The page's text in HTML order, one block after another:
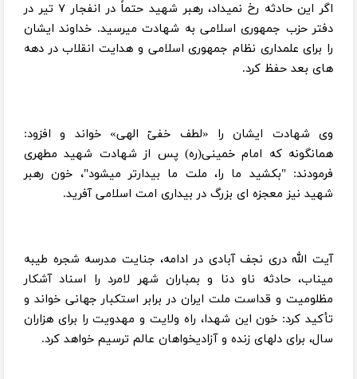
اگر این حادثه رخ نمیداد، رهبر شهید حتماً در انفجار ۷ تیر در
دفتر حزب جمهوری اسلامی به شهادت میرسید. خداوند ایشان
را برای علمداری نظام جمهوری اسلامی و هدایت انقلاب در دهه
های بعد حفظ کرد.
وی شهادت ایشان را «لطف خفیّ الهی» خواند و افزود:
همانگونه که امام خمینی(ره) پس از شهادت شهید مطهری
فرمودند: "بکشید ما را، ملت ما بیدارتر میشود"، خون رهبر
شهید نیز معجزه ای بزرگ در بیداری امت اسلامی آفرید.
آیت الله دری نجف آبادی در ادامه، جنایت مدرسه شجره طیبه
میناب، حادثه ناو دنا و بمباران شهر لامرد را اسناد آشکار
مظلومیت و قداست ملت ایران در برابر استکبار جهانی خواند و
تأکید کرد: خون این شهدا، راه ولایت و مهدویت را برای هزاران
سال، برای دلهای زنده و آزادیخواهان عالم ترسیم خواهد کرد.